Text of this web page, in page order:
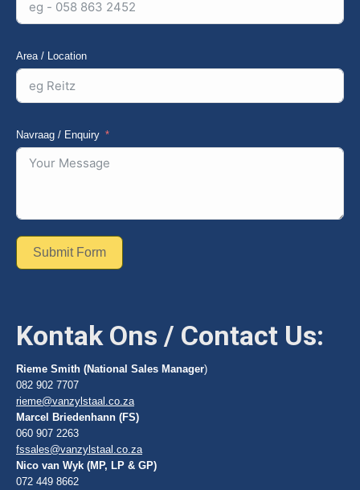
Area / Location
Navraag / Enquiry
Submit Form
Kontak Ons / Contact Us:
Rieme Smith (National Sales Manager)
082 902 7707
rieme@vanzylstaal.co.za
Marcel Briedenhann (FS)
060 907 2263
fssales@vanzylstaal.co.za
Nico van Wyk (MP, LP & GP)
072 449 8662